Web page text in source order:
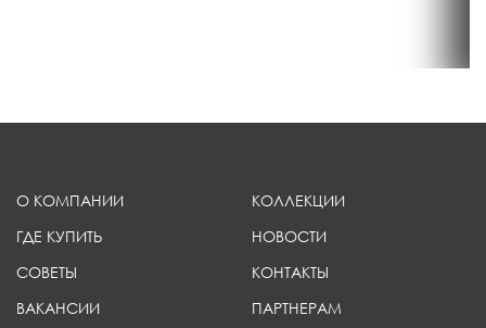
О КОМПАНИИ
КОЛЛЕКЦИИ
ГДЕ КУПИТЬ
НОВОСТИ
СОВЕТЫ
КОНТАКТЫ
ВАКАНСИИ
ПАРТНЕРАМ